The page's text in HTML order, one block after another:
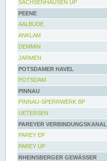
SACHSENHAUSEN UP
PEENE
AALBUDE
ANKLAM
DEMMIN
JARMEN
POTSDAMER HAVEL
POTSDAM
PINNAU
PINNAU-SPERRWERK BP
UETERSEN
PAREYER VERBINDUNGSKANAL
PAREY EP
PAREY UP
RHEINSBERGER GEWÄSSER